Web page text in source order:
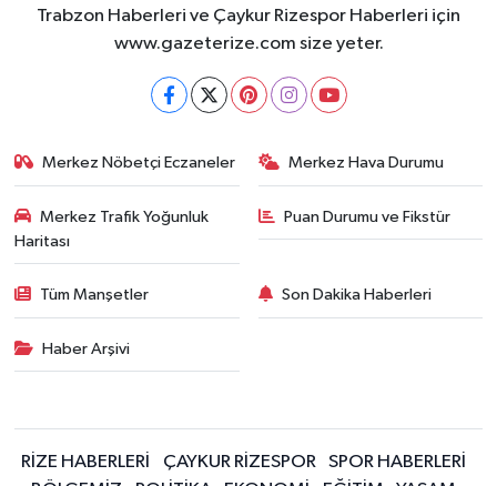
Trabzon Haberleri ve Çaykur Rizespor Haberleri için
www.gazeterize.com size yeter.
Merkez Nöbetçi Eczaneler Merkez Hava Durumu
Merkez Trafik Yoğunluk
Haritası
Puan Durumu ve Fikstür
Tüm Manşetler Son Dakika Haberleri
Haber Arşivi
RİZE HABERLERİ ÇAYKUR RİZESPOR
SPOR HABERLERİ